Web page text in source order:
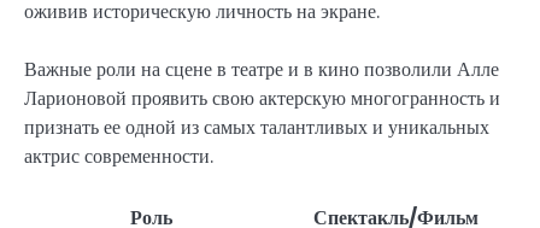
оживив историческую личность на экране.
Важные роли на сцене в театре и в кино позволили Алле
Ларионовой проявить свою актерскую многогранность и
признать ее одной из самых талантливых и уникальных
актрис современности.
Роль
Спектакль/Фильм